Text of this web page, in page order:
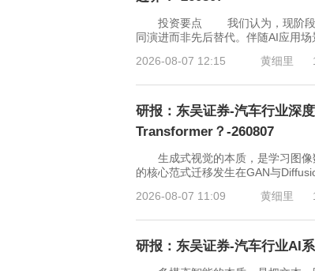
投资要点 我们认为，现阶段数
同演进而非先后替代。伴随AI应用
2026-08-07 12:15
黄细里
研报：东吴证券-汽车行业深
Transformer？-260807
生成式视觉的本质，是学习图像
的核心范式迁移发生在GAN与
2026-08-07 11:09
黄细里
研报：东吴证券-汽车行业AI